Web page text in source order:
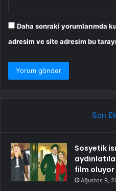
Daha sonraki yorumlarımda
adresim ve site adresim bu
Son
Sosyetik
film oluyor
Ağustos 9,